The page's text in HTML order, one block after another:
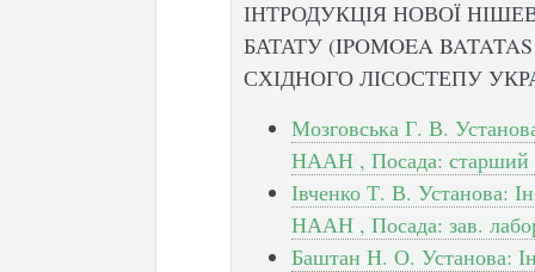
ІНТРОДУКЦІЯ НОВОЇ
БАТАТУ (IPOMOEA
СХІДНОГО ЛІСОСТЕПУ
Мозговська Г. В.
НААН , Посада: старший
Івченко Т. В. Установа:
НААН , Посада: зав.
Баштан Н. О. Установа: